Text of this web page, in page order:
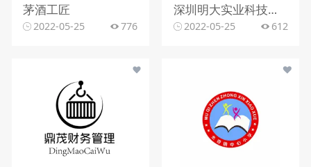
茅酒工匠
2022-05-25 776
深圳明大实业科技有限公司
2022-05-25 612